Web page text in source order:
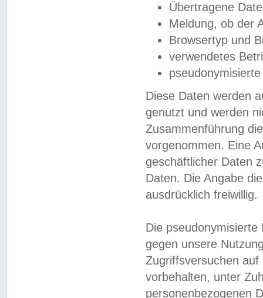
Übertragene
Meldung, ob der
Browsertyp und
verwendetes
Diese Daten werden
genutzt und werden
Zusammenführung
vorgenommen. Eine
geschäftlicher Daten
Daten. Die Angabe
ausdrücklich freiwillig.
Die
gegen unsere
Zugriffsversuchen
vorbehalten, unter
personenbezogenen